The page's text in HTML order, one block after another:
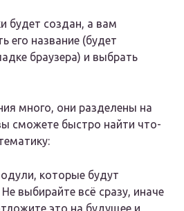
будет создан, а вам
его название (будет
браузера) и выбрать
много, они разделены на
сможете быстро найти что-
которые будут
выбирайте всё сразу, иначе